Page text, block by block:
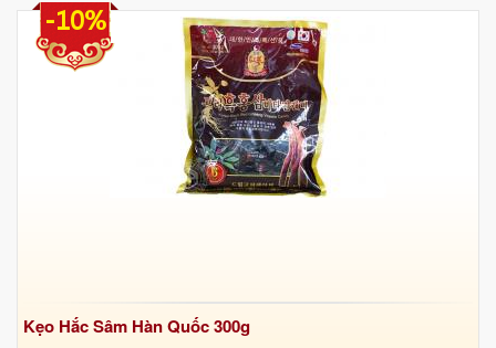
Kẹo Hắc Sâm Hàn Quốc 300g
-10%